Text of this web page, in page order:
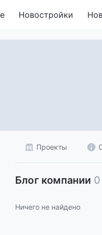
Новостройки
Проекты
Блог компании 0
Ничего не найдено